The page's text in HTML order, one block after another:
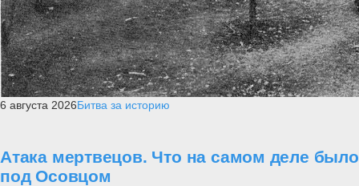
6 августа 2026Битва за историю
Атака мертвецов. Что на самом деле было
под Осовцом